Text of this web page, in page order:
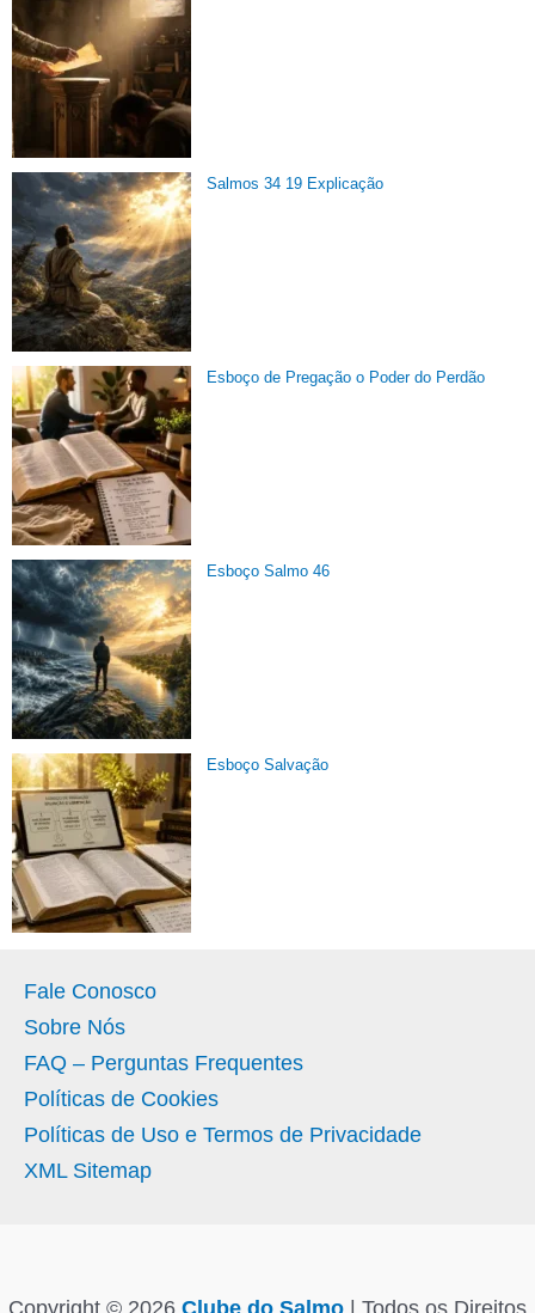
Salmos 34 19 Explicação
Esboço de Pregação o Poder do Perdão
Esboço Salmo 46
Esboço Salvação
Fale Conosco
Sobre Nós
FAQ – Perguntas Frequentes
Políticas de Cookies
Políticas de Uso e Termos de Privacidade
XML Sitemap
Copyright © 2026 Clube do Salmo | Todos os Direitos